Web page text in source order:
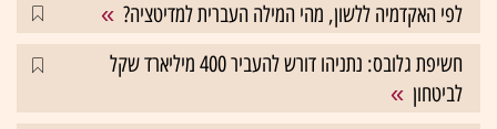
לפי האקדמיה ללשון, מהי המילה העברית למדיטציה?
חשיפת גלובס: נתניהו דורש להעביר 400 מיליארד שקל
לביטחון